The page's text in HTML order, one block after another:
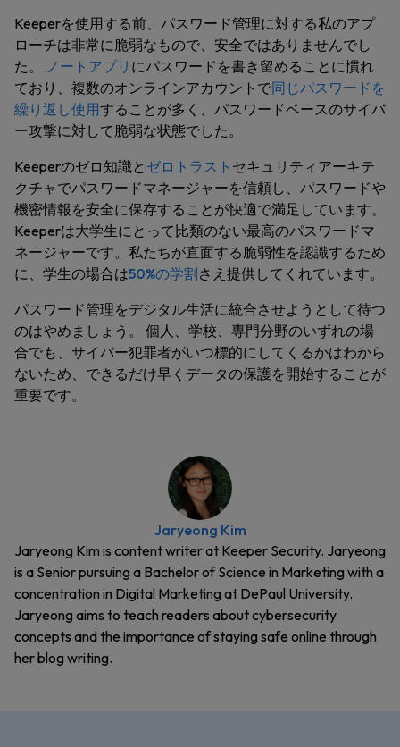
Keeperを使用する前、パスワード管理に対する私のアプ
ローチは非常に脆弱なもので、安全ではありませんでし
た。
ノートアプリ にパスワードを書き留めることに慣れ
ており、複数のオンラインアカウントで同じパスワードを
繰り返し使用することが多く、パスワードベースのサイバ
ー攻撃に対して脆弱な状態でした。
Keeperのゼロ知識と ゼロトラスト セキュリティアーキテ
クチャでパスワードマネージャーを信頼し、パスワードや
機密情報を安全に保存することが快適で満足しています。
Keeperは大学生にとって比類のない最高のパスワードマ
ネージャーです。私たちが直面する脆弱性を認識するため
に、学生の場合は50%の学割さえ提供してくれています。
パスワード管理をデジタル生活に統合させようとして待つ
のはやめましょう。 個人、学校、専門分野のいずれの場
合でも、サイバー犯罪者がいつ標的にしてくるかはわから
ないため、できるだけ早くデータの保護を開始することが
重要です。
Jaryeong Kim
Jaryeong Kim is content writer at Keeper Security. Jaryeong
is a Senior pursuing a Bachelor of Science in Marketing with a
concentration in Digital Marketing at DePaul University.
Jaryeong aims to teach readers about cybersecurity
concepts and the importance of staying safe online through
her blog writing.